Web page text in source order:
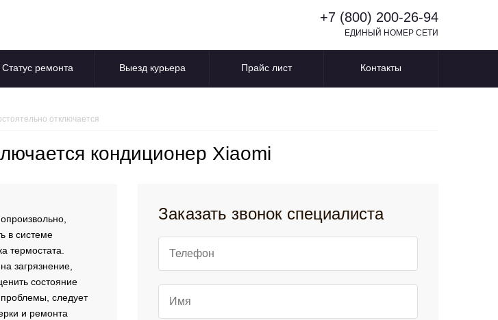
+7 (800) 200-26-94
ЕДИНЫЙ НОМЕР СЕТИ
Статус ремонта Выезд курьера Прайс лист Контакты
отключается
кондиционер Xiaomi
в системе
термостата.
загрязнение,
состояние
следует
и ремонта
Заказать звонок специалиста